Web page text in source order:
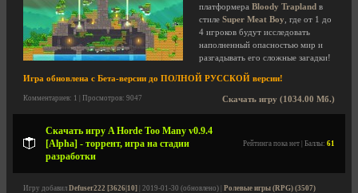
платформера Bloody Trapland в
стиле Super Meat Boy , где от 1 до
4 игроков будут исследовать
наполненный опасностью мир и
разгадывать его сложные загадки!
Игра обновлена с Бета-версии до ПОЛНОЙ РУССКОЙ версии!
Скачать игру (1034.00 Мб.)
Комментариев: 1 | Просмотров: 9047
Скачать игру A Horde Too Many v0.9.4
[Alpha] - торрент, игра на стадии
разработки
Рейтинга пока нет | Баллы: 61
Игру добавил Defuser222 [3626|10] | 2019-01-30 (обновлено) | Ролевые игры (RPG) (3507)